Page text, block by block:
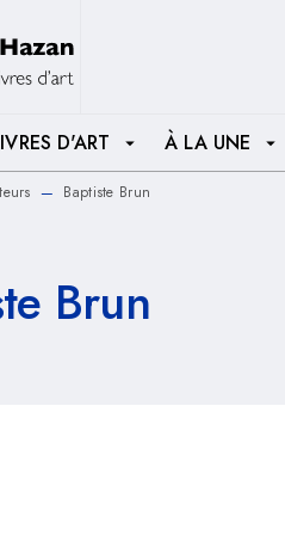
RECHERCHE
D'ART arrow_drop_down À LA UNE arrow_drop_down
— Baptiste Brun
Brun